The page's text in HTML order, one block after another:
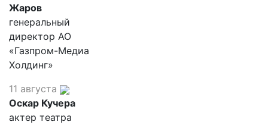
Жаров
генеральный
директор АО
«Газпром-Медиа
Холдинг»
11 августа
Оскар Кучера
актер театра